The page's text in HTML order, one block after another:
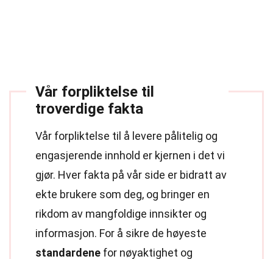
Vår forpliktelse til
troverdige fakta
Vår forpliktelse til å levere pålitelig og
engasjerende innhold er kjernen i det vi
gjør. Hver fakta på vår side er bidratt av
ekte brukere som deg, og bringer en
rikdom av mangfoldige innsikter og
informasjon. For å sikre de høyeste
standardene for nøyaktighet og